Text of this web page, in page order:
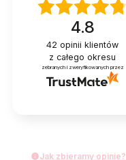
4.8
42 opinii klientów
z całego okresu
zebranych i zweryfikowanych przez
Jak zbieramy opinie?